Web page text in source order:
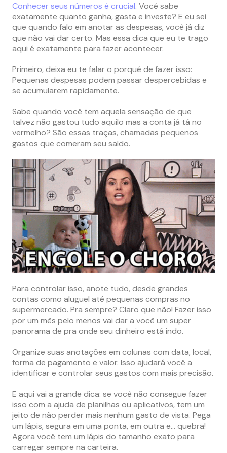
Conhecer seus números é crucial. Você sabe
exatamente quanto ganha, gasta e investe? E eu sei
que quando falo em anotar as despesas, você já diz
que não vai dar certo. Mas essa dica que eu te trago
aqui é exatamente para fazer acontecer.
Primeiro, deixa eu te falar o porquê de fazer isso:
Pequenas despesas podem passar despercebidas e
se acumularem rapidamente.
Sabe quando você tem aquela sensação de que
talvez não gastou tudo aquilo mas a conta já tá no
vermelho? São essas traças, chamadas pequenos
gastos que comeram seu saldo.
Para controlar isso, anote tudo, desde grandes
contas como aluguel até pequenas compras no
supermercado. Pra sempre? Claro que não! Fazer isso
por um mês pelo menos vai dar a você um super
panorama de pra onde seu dinheiro está indo.
Organize suas anotações em colunas com data, local,
forma de pagamento e valor. Isso ajudará você a
identificar e controlar seus gastos com mais precisão.
E aqui vai a grande dica: se você não consegue fazer
isso com a ajuda de planilhas ou aplicativos, tem um
jeito de não perder mais nenhum gasto de vista. Pega
um lápis, segura em uma ponta, em outra e… quebra!
Agora você tem um lápis do tamanho exato para
carregar sempre na carteira.